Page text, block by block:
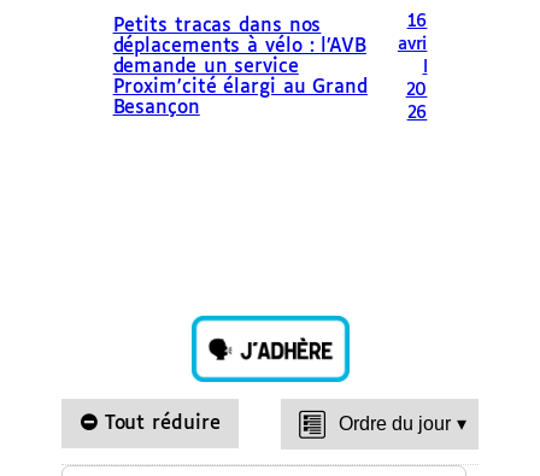
Petits tracas dans nos
déplacements à vélo : l’AVB
demande un service
Proxim’cité élargi au Grand
Besançon
16
avri
20
26
Tout réduire Ordre du jour ▾